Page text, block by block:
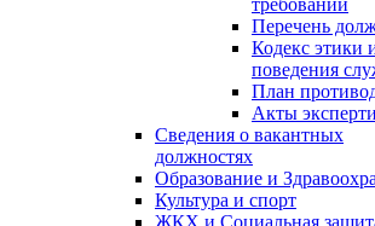
требований
Перечень
Кодекс этики
поведения
План
Акты
Сведения о вакантных
должностях
Образование и
Культура и спорт